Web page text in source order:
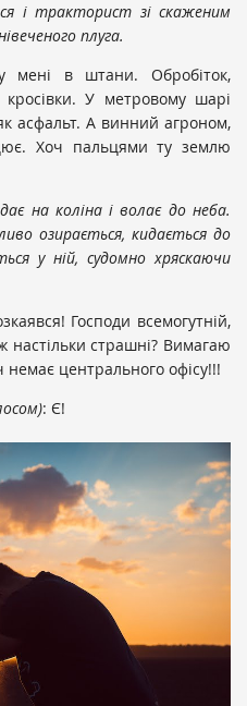
і тракторист зі скаженим
плуга.
мені в штани. Обробіток,
У метровому шарі
асфальт. А винний агроном,
Хоч пальцями ту землю
на коліна і волає до неба.
озирається, кидається до
у ній, судомно хряскаючи
Господи всемогутній,
страшні? Вимагаю
центрального офісу!!!
: Є!